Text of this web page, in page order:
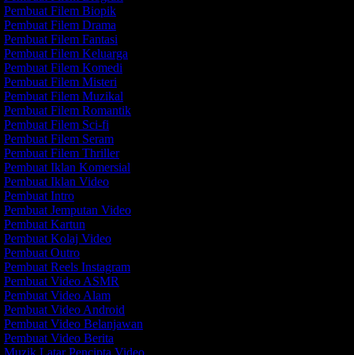
Pembuat Filem Biopik
Pembuat Filem Drama
Pembuat Filem Fantasi
Pembuat Filem Keluarga
Pembuat Filem Komedi
Pembuat Filem Misteri
Pembuat Filem Muzikal
Pembuat Filem Romantik
Pembuat Filem Sci-fi
Pembuat Filem Seram
Pembuat Filem Thriller
Pembuat Iklan Komersial
Pembuat Iklan Video
Pembuat Intro
Pembuat Jemputan Video
Pembuat Kartun
Pembuat Kolaj Video
Pembuat Outro
Pembuat Reels Instagram
Pembuat Video ASMR
Pembuat Video Alam
Pembuat Video Android
Pembuat Video Belanjawan
Pembuat Video Berita